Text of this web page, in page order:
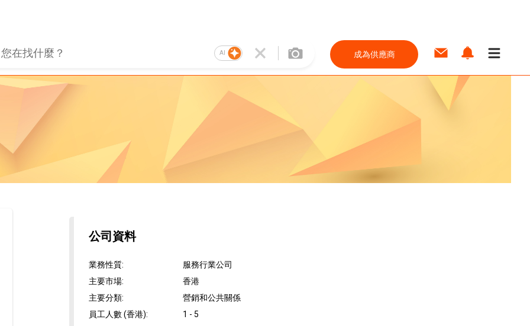
AI 成為供應商
公司資料
業務性質:
服務行業公司
主要市場:
香港
主要分類:
營銷和公共關係
員工人數 (香港): 1 - 5